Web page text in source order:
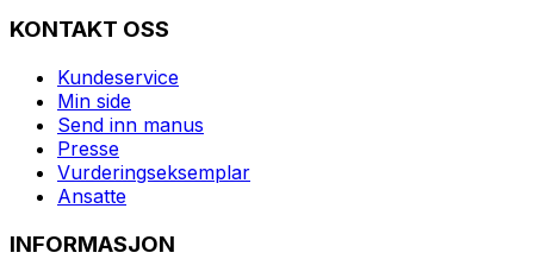
KONTAKT OSS
Kundeservice
Min side
Send inn manus
Presse
Vurderingseksemplar
Ansatte
INFORMASJON